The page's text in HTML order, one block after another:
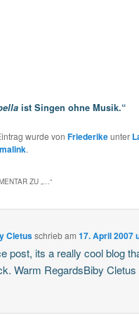
ist Singen ohne Musik.“
wurde von Friederikeunter
.
ZU „…“
Cletusschriebam17. April 2007
post, its a really cool blog
Warm RegardsBiby